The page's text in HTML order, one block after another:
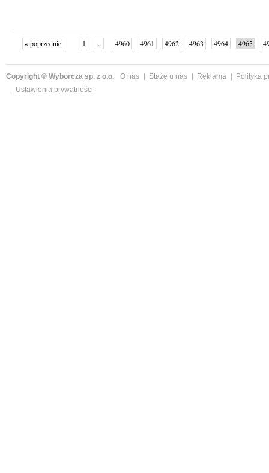
« poprzednie 1 ... 4960 4961 4962 4963 4964 4965
Copyright © Wyborcza sp. z o.o. O nas Staże u nas Reklama
Polityka
Ustawienia prywatności